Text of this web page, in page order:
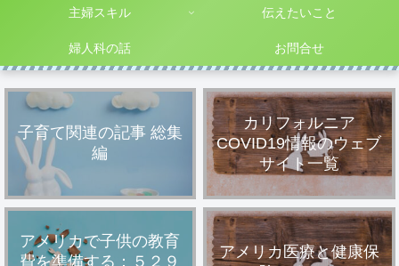
主婦スキル 伝えたいこと
婦人科の話 お問合せ
子育て関連の記事 総集
編
カリフォルニア
COVID19情報のウェブ
サイト一覧
アメリカで子供の教育
費を準備する：５２９
アメリカ医療と健康保